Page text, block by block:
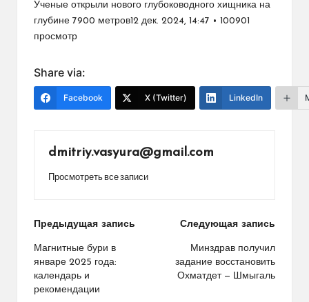
Ученые открыли нового глубоководного хищника на
глубине 7900 метров12 дек. 2024, 14:47 • 100901
просмотр
Share via:
Facebook X (Twitter) LinkedIn
dmitriy.vasyura@gmail.com
Просмотреть все записи
Навигация
по
записям
Предыдущая запись
Магнитные бури в
январе 2025 года:
календарь и
рекомендации
Следующая запись
Минздрав получил
задание восстановить
Охматдет — Шмыгаль